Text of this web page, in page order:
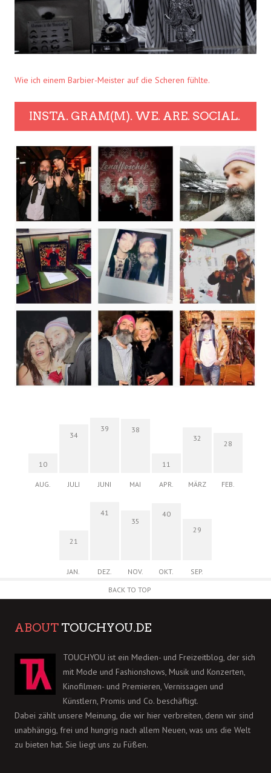
Wie ich einem Barbier-Meister auf die Scheren fühlte.
INSTA. GRAM(M). WE. ARE. SOCIAL.
10
AUG.
34
JULI
39
JUNI
38
MAI
11
APR.
32
MÄRZ
28
FEB.
21
JAN.
41
DEZ.
35
NOV.
40
OKT.
29
SEP.
BACK TO TOP
ABOUT TOUCHYOU.DE
TOUCHYOU ist ein Medien- und Freizeitblog, der sich
mit Mode und Fashionshows, Musik und Konzerten,
Kinofilmen- und Premieren, Vernissagen und
Künstlern, Promis und Co. beschäftigt.
Dabei zählt unsere Meinung, die wir hier verbreiten, denn wir sind
unabhängig, frei und hungrig nach allem Neuen, was uns die Welt
zu bieten hat. Sie liegt uns zu Füßen.